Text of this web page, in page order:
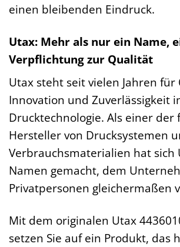
einen bleibenden Eindruck.
Utax: Mehr als nur ein Name,
Verpflichtung zur Qualität
Utax steht seit vielen Jahren für
Innovation und Zuverlässigkeit
Drucktechnologie. Als einer der
Hersteller von Drucksystemen
Verbrauchsmaterialien hat sich
Namen gemacht, dem
Privatpersonen gleichermaßen
Mit dem originalen Utax
setzen Sie auf ein Produkt, das